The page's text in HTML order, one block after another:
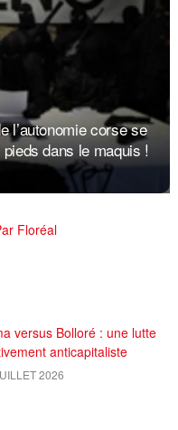
l’autonomie corse se
dans le maquis !
Floréal
versus Bolloré : une lutte
anticapitaliste
2026